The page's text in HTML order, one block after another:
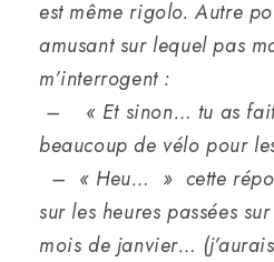
est même rigolo. Autre
amusant sur lequel pas
m’interrogent :
– « Et sinon… tu as
beaucoup de vélo pour
– « Heu… » cette
sur les heures passées
mois de janvier…